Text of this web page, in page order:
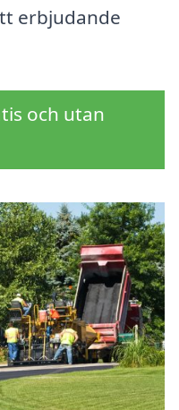
erbjudande
och utan